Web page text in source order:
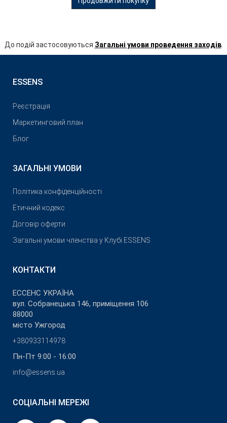
До подій застосовуються Загальні умови проведення заходів.
ESSENS
Реєстрація
Маркетинговий план
Блог
ЗАГАЛЬНІ УМОВИ
Політика конфіденційності
Етичний кодекс
Договір оферти
Загальні умови членства у Клубі ESSENS
КОНТАКТИ
ЕССЕНС УКРАЇНА
вул. Собранецька 146, приміщення 106
88000
місто Ужгород
+380933114978
Пн-Пт 9:00 - 16:00
info@essens.ua
СОЦІАЛЬНІ МЕРЕЖІ